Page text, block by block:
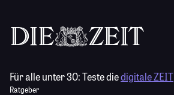
Für alle unter 30:Teste diedigitale ZEIT
Ratgeber